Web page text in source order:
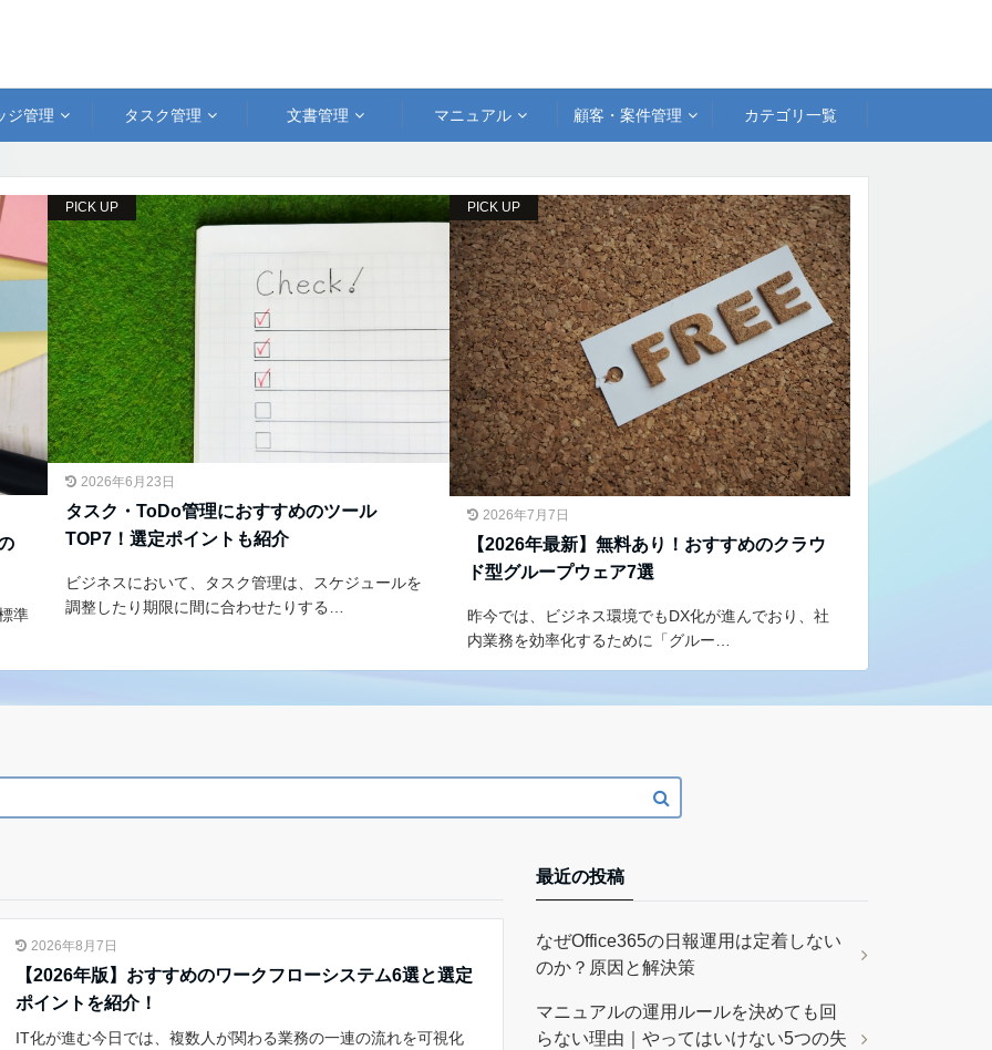
ジ管理 タスク管理 文書管理 マニュアル 顧客・案件管理 カテゴリ一覧
準
PICK UP
2026年6月23日
タスク・ToDo管理におすすめのツール
TOP7！選定ポイントも紹介
ビジネスにおいて、タスク管理は、スケジュールを
調整したり期限に間に合わせたりする…
PICK UP
2026年7月7日
【2026年最新】無料あり！おすすめのクラウ
ド型グループウェア7選
昨今では、ビジネス環境でもDX化が進んでおり、社
内業務を効率化するために「グルー…
2026年8月7日
【2026年版】おすすめのワークフローシステム6選と選定
ポイントを紹介！
IT化が進む今日では、複数人が関わる業務の一連の流れを可視化
最近の投稿
なぜOffice365の日報運用は定着しない
のか？原因と解決策
マニュアルの運用ルールを決めても回
らない理由｜やってはいけない5つの失